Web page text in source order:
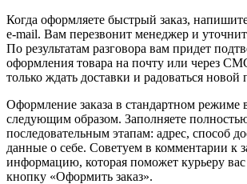
Когда оформляете быстрый заказ,
e-mail. Вам перезвонит менеджер и уточнит
По результатам разговора вам придет
оформления товара на почту или через
только ждать доставки и радоваться новой
Оформление заказа в стандартном режиме
следующим образом. Заполняете
последовательным этапам: адрес, способ
данные о себе. Советуем в комментарии к
информацию, которая поможет курьеру
кнопку «Оформить заказ».